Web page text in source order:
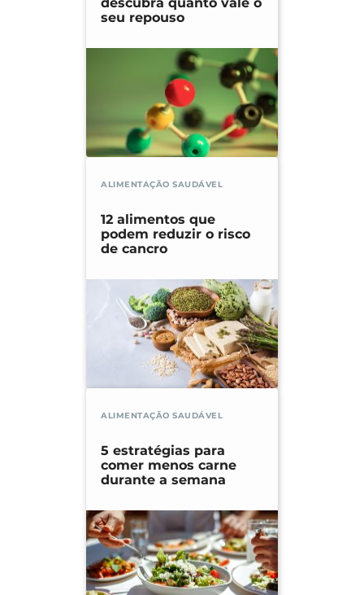
seu repouso
ALIMENTAÇÃO SAUDÁVEL
12 alimentos que
podem reduzir o risco
de cancro
ALIMENTAÇÃO SAUDÁVEL
5 estratégias para
comer menos carne
durante a semana